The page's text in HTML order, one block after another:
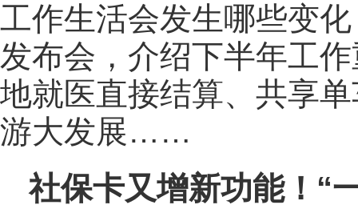
工作生活会发生哪些变
发布会，介绍下半年工
地就医直接结算、共享
游大发展……
社保卡又增新功能！“